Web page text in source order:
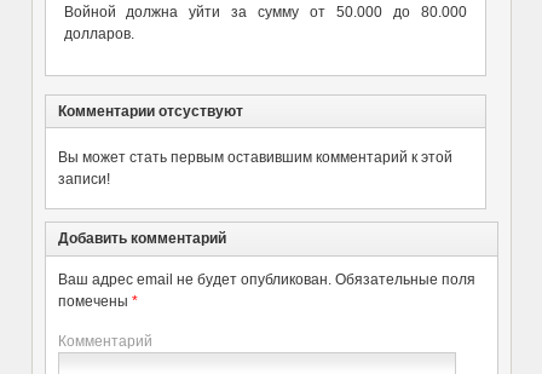
Войной должна уйти за сумму от 50.000 до 80.000
долларов.
Комментарии отсуствуют
Вы может стать первым оставившим комментарий к этой
записи!
Добавить комментарий
Ваш адрес email не будет опубликован. Обязательные поля
помечены *
Комментарий